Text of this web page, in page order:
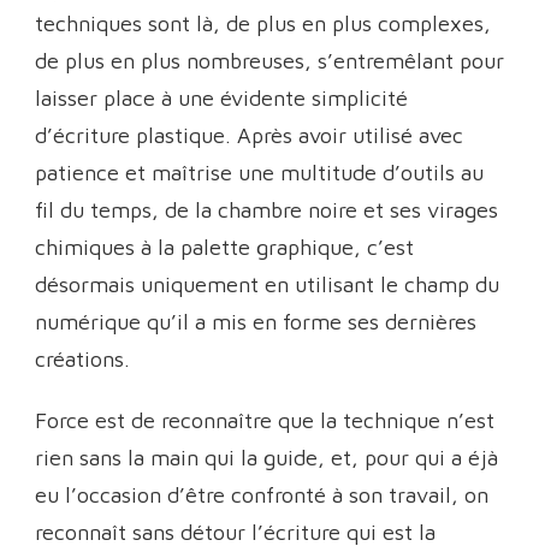
techniques sont là, de plus en plus complexes,
de plus en plus nombreuses, s’entremêlant pour
laisser place à une évidente simplicité
d’écriture plastique. Après avoir utilisé avec
patience et maîtrise une multitude d’outils au
fil du temps, de la chambre noire et ses virages
chimiques à la palette graphique, c’est
désormais uniquement en utilisant le champ du
numérique qu’il a mis en forme ses dernières
créations.
Force est de reconnaître que la technique n’est
rien sans la main qui la guide, et, pour qui a éjà
eu l’occasion d’être confronté à son travail, on
reconnaît sans détour l’écriture qui est la